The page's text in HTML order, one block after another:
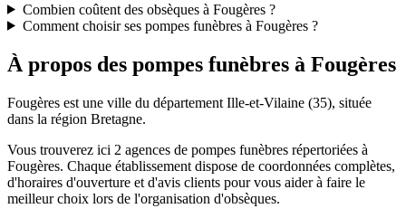
Combien coûtent des obsèques à Fougères ?
Comment choisir ses pompes funèbres à Fougères ?
À propos des pompes funèbres à Fougères
Fougères est une ville du département Ille-et-Vilaine (35), située
dans la région Bretagne.
Vous trouverez ici 2 agences de pompes funèbres répertoriées à
Fougères. Chaque établissement dispose de coordonnées complètes,
d'horaires d'ouverture et d'avis clients pour vous aider à faire le
meilleur choix lors de l'organisation d'obsèques.